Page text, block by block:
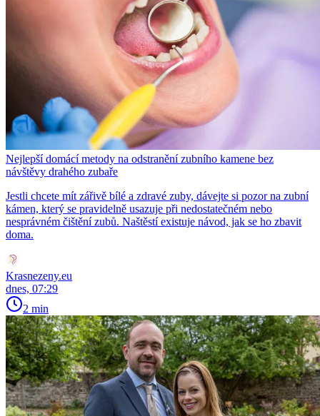
Nejlepší domácí metody na odstranění zubního kamene bez
návštěvy drahého zubaře
Jestli chcete mít zářivě bílé a zdravé zuby, dávejte si pozor na zubní
kámen, který se pravidelně usazuje při nedostatečném nebo
nesprávném čištění zubů. Naštěstí existuje návod, jak se ho zbavit
doma.
Krasnezeny.eu
dnes, 07:29
2 min